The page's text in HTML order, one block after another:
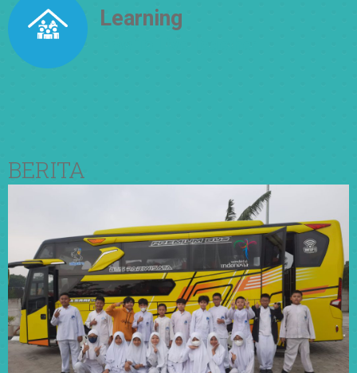
Learning
BERITA